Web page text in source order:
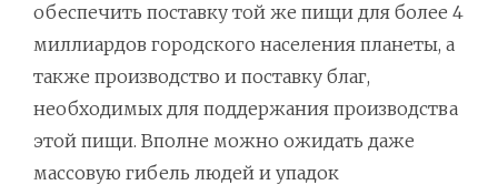
обеспечить поставку той же пищи для более 4
миллиардов городского населения планеты, а
также производство и поставку благ,
необходимых для поддержания производства
этой пищи. Вполне можно ожидать даже
массовую гибель людей и упадок